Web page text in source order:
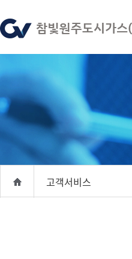
고객서비스